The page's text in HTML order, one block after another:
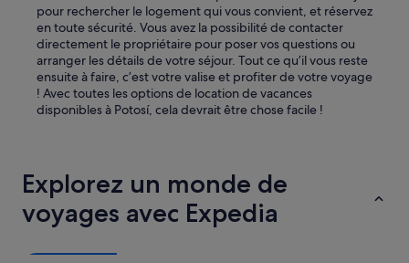
pour rechercher le logement qui vous convient, et réservez
en toute sécurité. Vous avez la possibilité de contacter
directement le propriétaire pour poser vos questions ou
arranger les détails de votre séjour. Tout ce qu’il vous reste
ensuite à faire, c’est votre valise et profiter de votre voyage
! Avec toutes les options de location de vacances
disponibles à Potosí, cela devrait être chose facile !
Explorez un monde de
voyages avec Expedia